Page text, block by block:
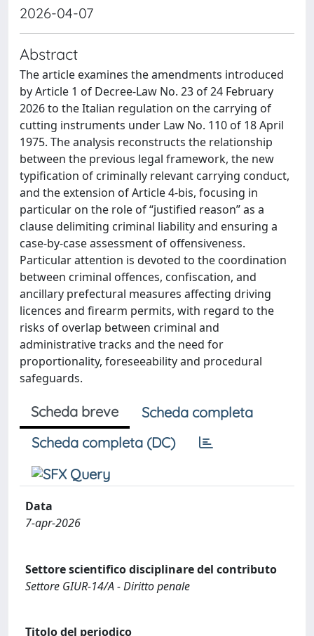
2026-04-07
Abstract
The article examines the amendments introduced
by Article 1 of Decree-Law No. 23 of 24 February
2026 to the Italian regulation on the carrying of
cutting instruments under Law No. 110 of 18 April
1975. The analysis reconstructs the relationship
between the previous legal framework, the new
typification of criminally relevant carrying conduct,
and the extension of Article 4-bis, focusing in
particular on the role of “justified reason” as a
clause delimiting criminal liability and ensuring a
case-by-case assessment of offensiveness.
Particular attention is devoted to the coordination
between criminal offences, confiscation, and
ancillary prefectural measures affecting driving
licences and firearm permits, with regard to the
risks of overlap between criminal and
administrative tracks and the need for
proportionality, foreseeability and procedural
safeguards.
Scheda breve
Scheda completa
Scheda completa (DC)
Data
7-apr-2026
Settore scientifico disciplinare del contributo
Settore GIUR-14/A - Diritto penale
Titolo del periodico